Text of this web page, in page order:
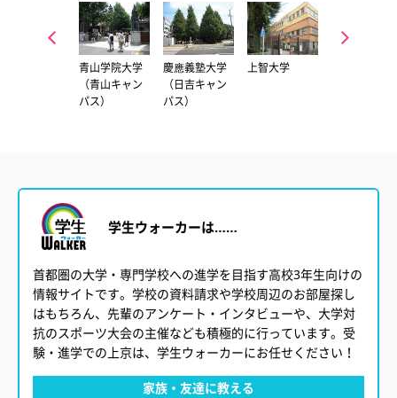
青山学院大学
（青山キャン
パス）
慶應義塾大学
（日吉キャン
パス）
上智大学
家族・友達に教える
学生ウォーカーは……
首都圏の大学・専門学校への進学を目指す高校3年生向けの
情報サイトです。学校の資料請求や学校周辺のお部屋探し
はもちろん、先輩のアンケート・インタビューや、大学対
抗のスポーツ大会の主催なども積極的に行っています。受
験・進学での上京は、学生ウォーカーにお任せください！